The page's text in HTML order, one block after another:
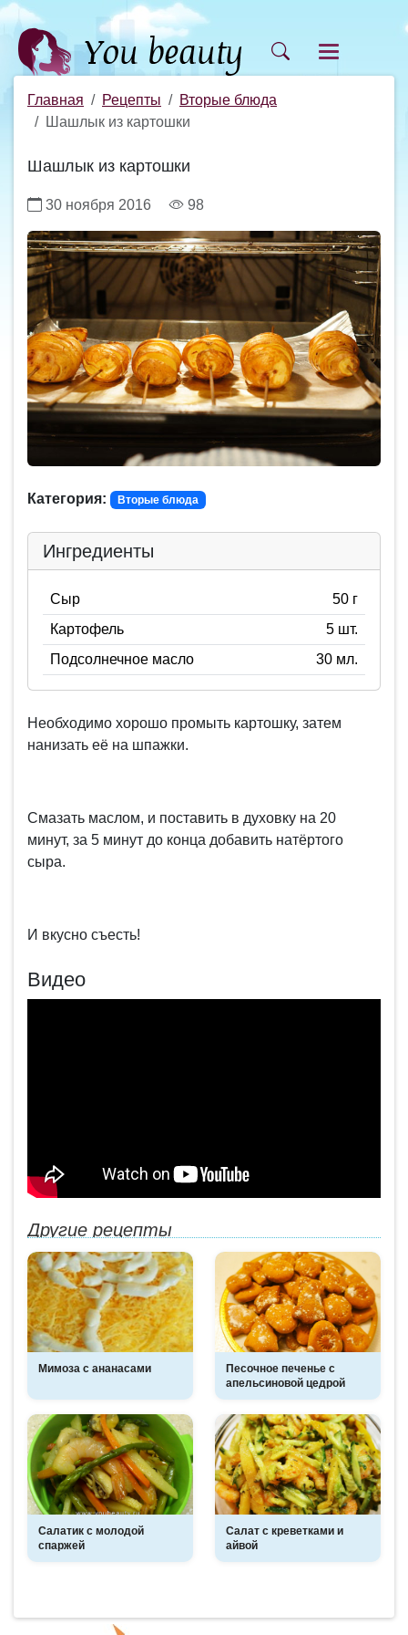
Главная Рецепты
Вторые блюда
Шашлык из картошки
Шашлык из картошки
30 ноября 2016 98
Категория: Вторые блюда
Ингредиенты
Сыр
50 г
Картофель
5 шт.
Подсолнечное масло
30 мл.
Необходимо хорошо промыть картошку, затем
нанизать её на шпажки.
Смазать маслом, и поставить в духовку на 20
минут, за 5 минут до конца добавить натёртого
сыра.
И вкусно съесть!
Видео
Другие рецепты
Мимоза с ананасами
Песочное печенье с
апельсиновой цедрой
Салатик с молодой
спаржей
Салат с креветками и
айвой